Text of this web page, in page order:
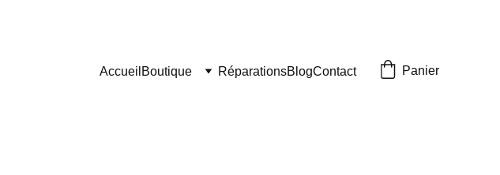
Accueil Boutique RéparationsBlogContact Panier